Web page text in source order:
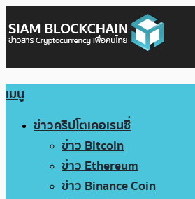
เมนู
ข่าวคริปโตเคอเรนซี่
ข่าว Bitcoin
ข่าว Ethereum
ข่าว Binance Coin